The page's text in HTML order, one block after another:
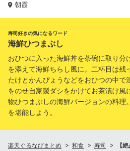
朝霞
寿司好きの気になるワード
海鮮ひつまぶし
おひつに入った海鮮丼を茶碗に取り分
を添えて海鮮ちらし風に。二杯目は残
たけとかんぴょうなどをおひつの中で
をのせ自家製ダシをかけてお茶漬け風
物ひつまぶしの海鮮バージョンの料理
を堪能しよう。
楽天ぐるなびまとめ 和食 寿司 【